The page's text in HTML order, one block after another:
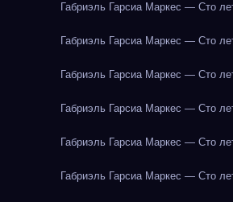
Габриэль Гарсиа Маркес — Сто
Габриэль Гарсиа Маркес — Сто
Габриэль Гарсиа Маркес — Сто
Габриэль Гарсиа Маркес — Сто
Габриэль Гарсиа Маркес — Сто
Габриэль Гарсиа Маркес — Сто